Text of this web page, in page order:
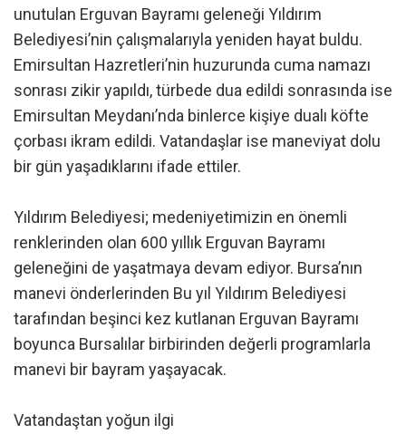
unutulan Erguvan Bayramı geleneği Yıldırım
Belediyesi’nin çalışmalarıyla yeniden hayat buldu.
Emirsultan Hazretleri’nin huzurunda cuma namazı
sonrası zikir yapıldı, türbede dua edildi sonrasında ise
Emirsultan Meydanı’nda binlerce kişiye dualı köfte
çorbası ikram edildi. Vatandaşlar ise maneviyat dolu
bir gün yaşadıklarını ifade ettiler.
Yıldırım Belediyesi; medeniyetimizin en önemli
renklerinden olan 600 yıllık Erguvan Bayramı
geleneğini de yaşatmaya devam ediyor. Bursa’nın
manevi önderlerinden Bu yıl Yıldırım Belediyesi
tarafından beşinci kez kutlanan Erguvan Bayramı
boyunca Bursalılar birbirinden değerli programlarla
manevi bir bayram yaşayacak.
Vatandaştan yoğun ilgi